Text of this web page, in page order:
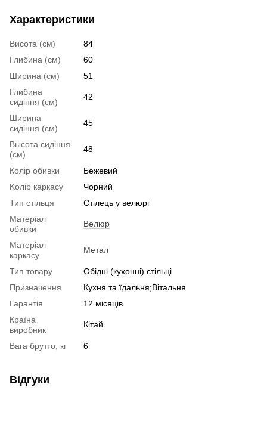
барний
horeca furniture
стільці вінниця
дивани прямі
купити
Характеристики
Висота (см)
84
Глибина (см)
60
Ширина (см)
51
Глибина
сидіння (см)
42
Ширина
сидіння (см)
45
Высота сидіння
(см)
48
Колір обивки
Бежевий
Kолір каркасу
Чорний
Тип стільця
Стілець у велюрі
Матеріал
обивки
Велюр
Матеріал
каркасу
Метал
Тип товару
Обідні (кухонні) стільці
Призначення
Кухня та їдальня;Вітальня
Гарантія
12 місяців
Країна
виробник
Кітай
Вага брутто, кг 6
Відгуки